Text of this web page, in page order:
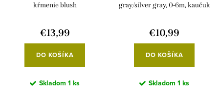
kŕmenie blush
€13,99
DO KOŠÍKA
Skladom 1 ks
gray/silver gray, 0-6m, kaučuk
€10,99
DO KOŠÍKA
Skladom 1 ks